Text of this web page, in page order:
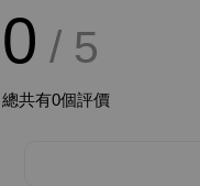
0 / 5
總共有0個評價